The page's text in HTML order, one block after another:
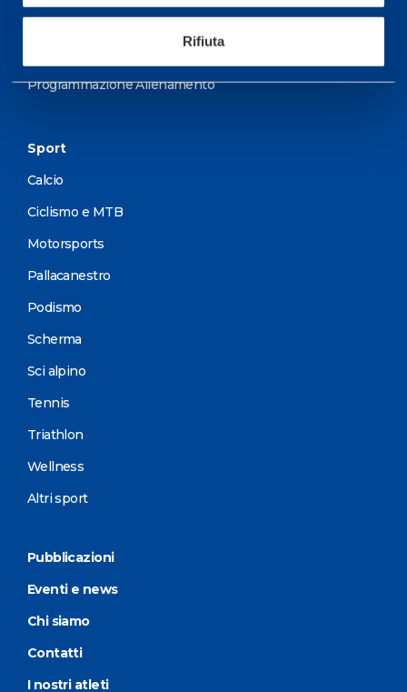
Rifiuta
Servizi Medici
Programmazione Allenamento
Sport
Calcio
Ciclismo e MTB
Motorsports
Pallacanestro
Podismo
Scherma
Sci alpino
Tennis
Triathlon
Wellness
Altri sport
Pubblicazioni
Eventi e news
Chi siamo
Contatti
I nostri atleti